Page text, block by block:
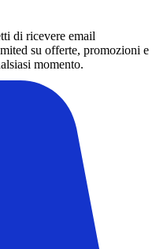
di ricevere email
su offerte, promozioni e
momento.